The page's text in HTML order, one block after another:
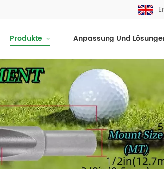
Produkte Anpassung Und